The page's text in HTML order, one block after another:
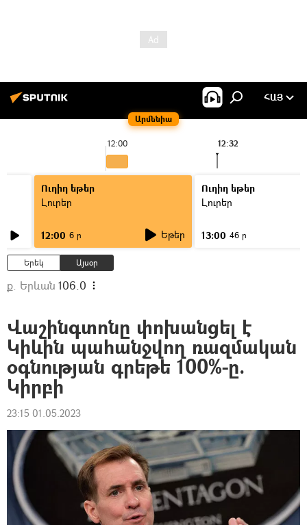
Արմենիա
ՀԱՅ
12:00 12:32
Ուղիղ եթեր
Լուրեր
12:00 6 ր Եթեր
Ուղիղ եթեր
Լուրեր
13:00 46 ր
Երեկ Այսօր
ք. Երևան 106.0
Վաշինգտոնը փոխանցել է
Կիևին պահանջվող ռազմական
օգնության գրեթե 100%-ը.
Կիրբի
23:15 01.05.2023